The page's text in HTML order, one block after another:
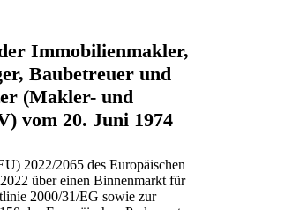
Immobilienmakler,
Baubetreuer und
(Makler- und
vom 20. Juni 1974
2022/2065 des Europäischen
über einen Binnenmarkt für
2000/31/EG sowie zur